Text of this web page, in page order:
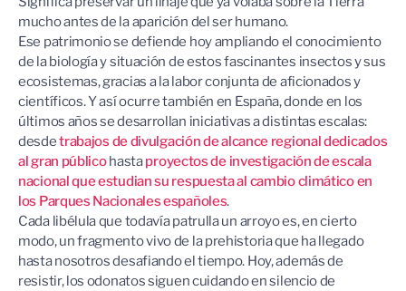
mucho antes de la aparición del ser humano.
Ese patrimonio se defiende hoy ampliando el conocimiento
de la biología y situación de estos fascinantes insectos y sus
ecosistemas, gracias a la labor conjunta de aficionados y
científicos. Y así ocurre también en España, donde en los
últimos años se desarrollan iniciativas a distintas escalas:
desdetrabajos de divulgación de alcance regional dedicados
al gran públicohastaproyectos de investigación de escala
nacional que estudian su respuesta al cambio climático en
los Parques Nacionales españoles.
Cada libélula que todavía patrulla un arroyo es, en cierto
modo, un fragmento vivo de la prehistoria que ha llegado
hasta nosotros desafiando el tiempo. Hoy, además de
resistir, los odonatos siguen cuidando en silencio de